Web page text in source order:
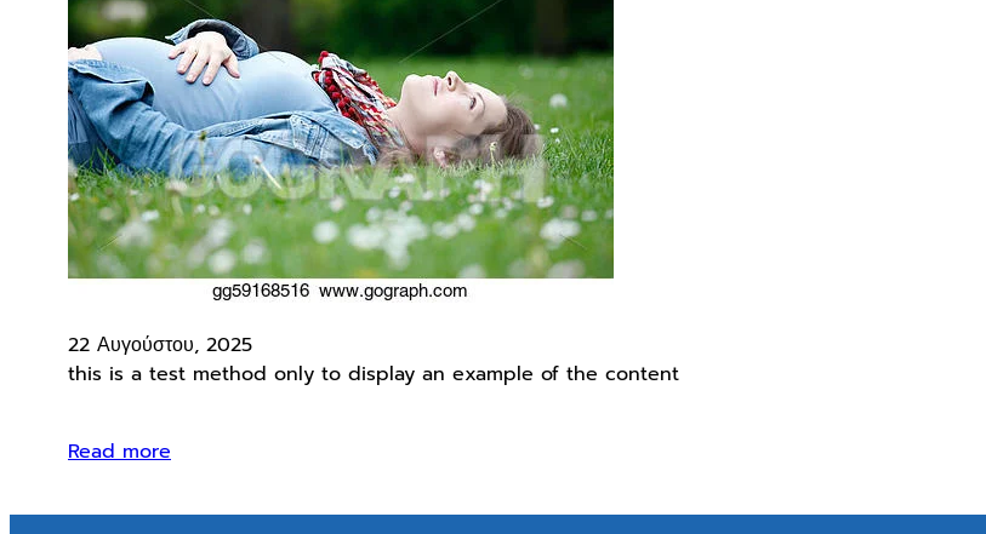
22 Αυγούστου, 2025
this is a test method only to display an example of the content
Read more